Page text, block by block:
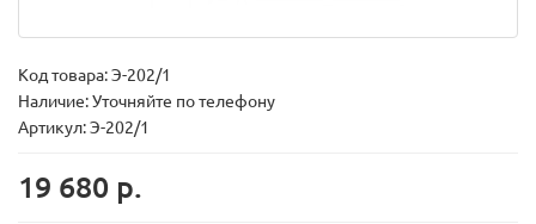
Код товара:Э-202/1
Наличие: Уточняйте по телефону
Артикул: Э-202/1
19 680 р.